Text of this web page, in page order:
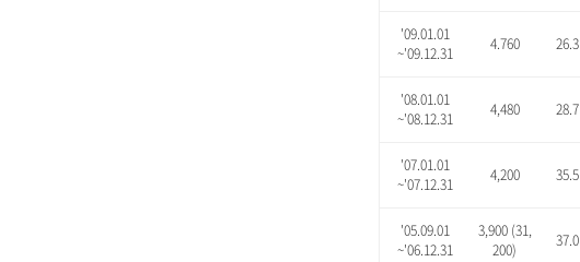
'09.01.01
~'09.12.31
4.760 26.3
'08.01.01
~'08.12.31
4,480 28.7
'07.01.01
~'07.12.31
4,200 35.5
'05.09.01
~'06.12.31
3,900 (31,
200)
37.0